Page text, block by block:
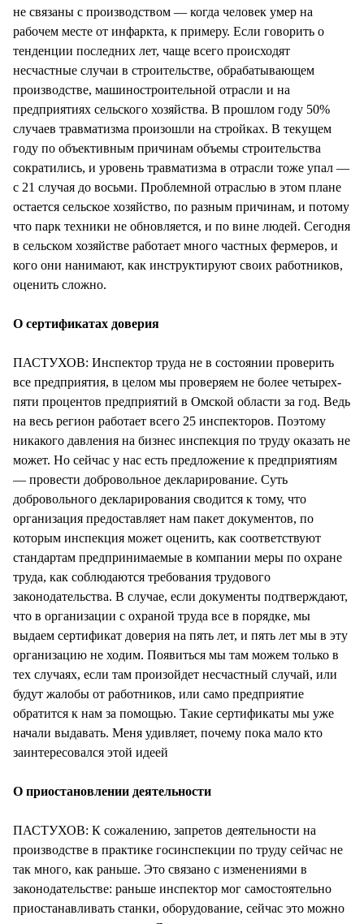
не связаны с производством — когда человек умер на
рабочем месте от инфаркта, к примеру. Если говорить о
тенденции последних лет, чаще всего происходят
несчастные случаи в строительстве, обрабатывающем
производстве, машиностроительной отрасли и на
предприятиях сельского хозяйства. В прошлом году 50%
случаев травматизма произошли на стройках. В текущем
году по объективным причинам объемы строительства
сократились, и уровень травматизма в отрасли тоже упал —
с 21 случая до восьми. Проблемной отраслью в этом плане
остается сельское хозяйство, по разным причинам, и потому
что парк техники не обновляется, и по вине людей. Сегодня
в сельском хозяйстве работает много частных фермеров, и
кого они нанимают, как инструктируют своих работников,
оценить сложно.
О сертификатах доверия
ПАСТУХОВ: Инспектор труда не в состоянии проверить
все предприятия, в целом мы проверяем не более четырех-
пяти процентов предприятий в Омской области за год. Ведь
на весь регион работает всего 25 инспекторов. Поэтому
никакого давления на бизнес инспекция по труду оказать не
может. Но сейчас у нас есть предложение к предприятиям
— провести добровольное декларирование. Суть
добровольного декларирования сводится к тому, что
организация предоставляет нам пакет документов, по
которым инспекция может оценить, как соответствуют
стандартам предпринимаемые в компании меры по охране
труда, как соблюдаются требования трудового
законодательства. В случае, если документы подтверждают,
что в организации с охраной труда все в порядке, мы
выдаем сертификат доверия на пять лет, и пять лет мы в эту
организацию не ходим. Появиться мы там можем только в
тех случаях, если там произойдет несчастный случай, или
будут жалобы от работников, или само предприятие
обратится к нам за помощью. Такие сертификаты мы уже
начали выдавать. Меня удивляет, почему пока мало кто
заинтересовался этой идеей
О приостановлении деятельности
ПАСТУХОВ: К сожалению, запретов деятельности на
производстве в практике госинспекции по труду сейчас не
так много, как раньше. Это связано с изменениями в
законодательстве: раньше инспектор мог самостоятельно
приостанавливать станки, оборудование, сейчас это можно